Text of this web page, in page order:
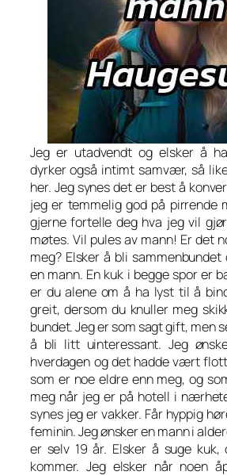
Jeg er utadvendt og elsker å
dyrker også intimt samvær, så
her. Jeg synes det er best å
jeg er temmelig god på pirrende
gjerne fortelle deg hva jeg vil
møtes. Vil pules av mann! Er det
meg? Elsker å bli
en mann. En kuk i begge spor er
er du alene om å ha lyst til å
greit, dersom du knuller meg
bundet. Jeg er som sagt gift, men
å bli litt uinteressant. Jeg
hverdagen og det hadde vært
som er noe eldre enn meg, og
meg når jeg er på hotell i
synes jeg er vakker. Får hyppig
feminin. Jeg ønsker en mann i
er selv 19 år. Elsker å suge kuk,
kommer. Jeg elsker når noen